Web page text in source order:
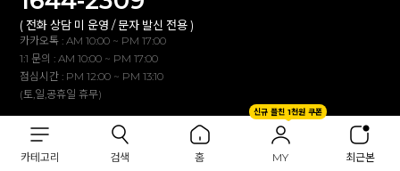
카테고리 검색 홈
신규 플친 1천원 쿠폰
MY 최근본
( 전화 상담 미 운영 / 문자 발신 전용 )
카카오톡 : AM 10:00 ~ PM 17:00
1:1 문의 : AM 10:00 ~ PM 17:00
점심시간 : PM 12:00 ~ PM 13:10
(토,일,공휴일 휴무)
BANK INFO